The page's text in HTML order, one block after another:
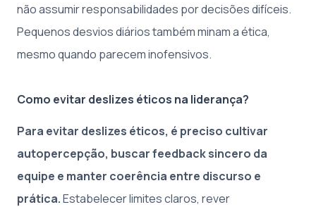
não assumir responsabilidades por decisões difíceis.
Pequenos desvios diários também minam a ética,
mesmo quando parecem inofensivos.
Como evitar deslizes éticos na liderança?
Para evitar deslizes éticos, é preciso cultivar
autopercepção, buscar feedback sincero da
equipe e manter coerência entre discurso e
prática.Estabelecer limites claros, rever